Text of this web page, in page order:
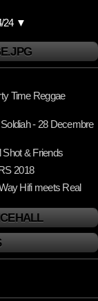
24 ▼